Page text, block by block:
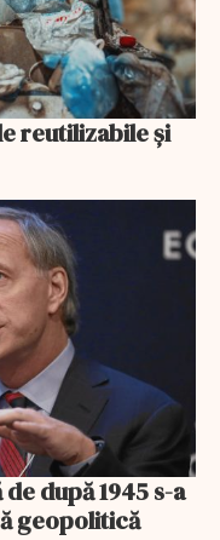
reutilizabile și
după 1945 s-a
geopolitică